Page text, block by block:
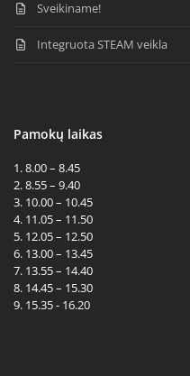
Sveikiname!
Integruota STEAM veikla
Pamokų laikas
1. 8.00 – 8.45
2. 8.55 – 9.40
3. 10.00 – 10.45
4. 11.05 – 11.50
5. 12.05 – 12.50
6. 13.00 – 13.45
7. 13.55 – 14.40
8. 14.45 – 15.30
9. 15.35 - 16.20